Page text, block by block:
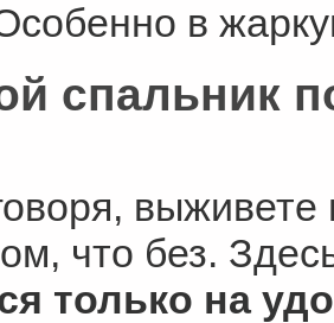
в
спальник
что без.
только на